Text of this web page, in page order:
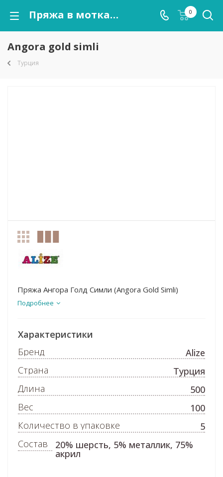
Пряжа в мотках Angora gold simli оптом от kutnor.ru 0
Angora gold simli
Турция
Пряжа Ангора Голд Симли (Angora Gold Simli)
Подробнее
Характеристики
Бренд
Alize
Страна
Турция
Длина
500
Вес
100
Количество в упаковке
5
Состав
20% шерсть, 5% металлик, 75%
акрил